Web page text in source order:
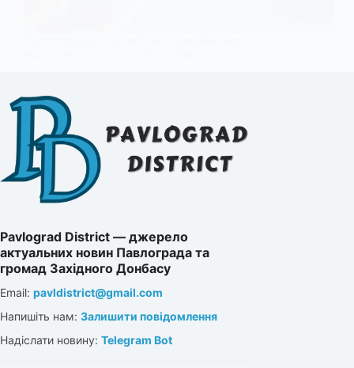
Pavlograd District — джерело
актуальних новин Павлограда та
громад Західного Донбасу
Email: pavldistrict@gmail.com
Напишіть нам: Залишити повідомлення
Надіслати новину: Telegram Bot